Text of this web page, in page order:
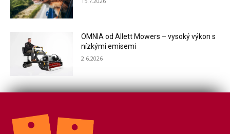
OMNIA od Allett Mowers – vysoký výkon s
nízkými emisemi
2.6.2026